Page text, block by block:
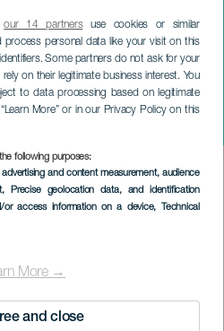
our 14 partnersuse cookies or similar
personal data like your visit on this
Some partners do not ask for your
on their legitimate business interest. You
to data processing based on legitimate
More” or in our Privacy Policy on this
following purposes:
and content measurement, audience
, Precise geolocation data, and identification
or access information on a device, Technical
More →
and close